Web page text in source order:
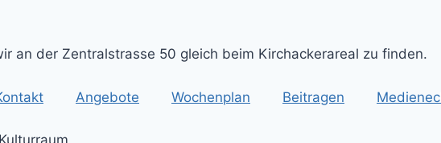
an der Zentralstrasse 50 gleich beim Kirchackerareal zu finden.
Angebote Wochenplan Beitragen